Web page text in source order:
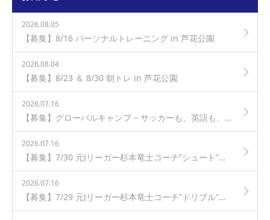
2026.08.05
【募集】8/16 パーソナルトレーニング in 芦花公園
2026.08.04
【募集】8/23 ＆ 8/30 朝トレ in 芦花公園
2026.07.16
【募集】グローバルキャンプ – サッカーも、英語も、世界レベルで
2026.07.16
【募集】7/30 元Jリーガー杉本竜士コーチ”シュート”クリニック in 芦花公園
2026.07.16
【募集】7/29 元Jリーガー杉本竜士コーチ”ドリブル”クリニック in 芦花公園